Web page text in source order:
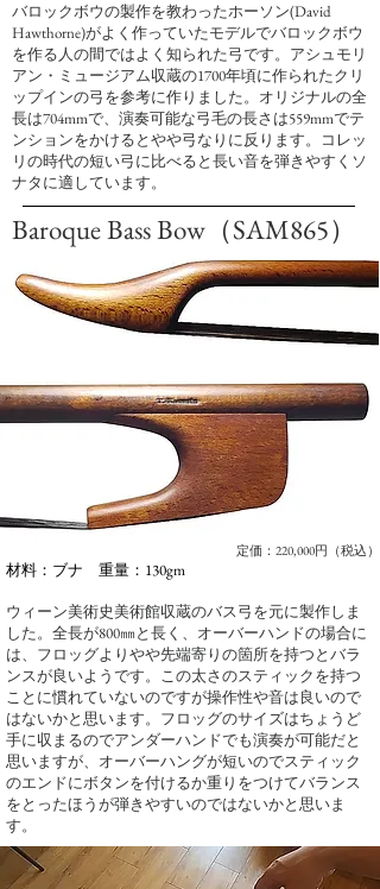
バロックボウの製作を教わったホーソン(David
Hawthorne)がよく作っていたモデルでバロックボウ
を作る人の間ではよく知られた弓です。アシュモリ
アン・ミュージアム収蔵の1700年頃に作られたクリ
ップインの弓を参考に作りました。オリジナルの全
長は704mmで、演奏可能な弓毛の長さは559mmでテ
ンションをかけるとやや弓なりに反ります。コレッ
リの時代の短い弓に比べると長い音を弾きやすくソ
ナタに適しています。
Baroque Bass Bow（SAM865）
定価：220,000円（税込）
材料：ブナ 重量：130gm
ウィーン美術史美術館収蔵のバス弓を元に製作しま
した。全長が800㎜と長く、オーバーハンドの場合に
は、フロッグよりやや先端寄りの箇所を持つとバラ
ンスが良いようです。この太さのスティックを持つ
ことに慣れていないのですが操作性や音は良いので
はないかと思います。フロッグのサイズはちょうど
手に収まるのでアンダーハンドでも演奏が可能だと
思いますが、オーバーハングが短いのでスティック
のエンドにボタンを付けるか重りをつけてバランス
をとったほうが弾きやすいのではないかと思いま
す。